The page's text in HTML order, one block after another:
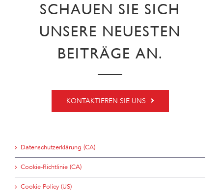
SCHAUEN SIE SICH
UNSERE NEUESTEN
BEITRÄGE AN.
KONTAKTIEREN SIE UNS
Datenschutzerklärung (CA)
Cookie-Richtlinie (CA)
Cookie Policy (US)